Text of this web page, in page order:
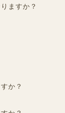
ますか？
か？